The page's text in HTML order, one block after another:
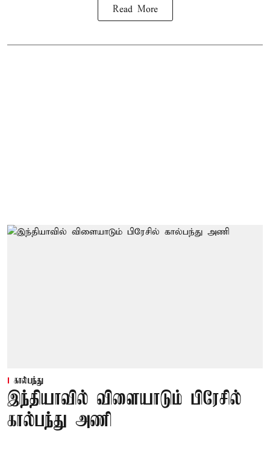
Read More
கால்பந்து
இந்தியாவில் விளையாடும் பிரேசில்
கால்பந்து அணி